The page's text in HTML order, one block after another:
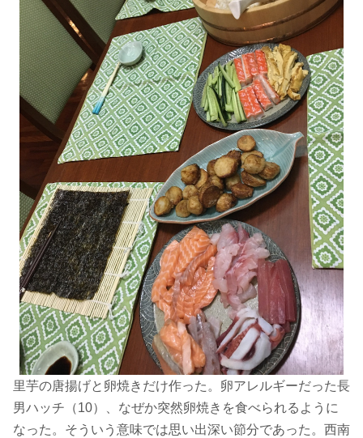
里芋の唐揚げと卵焼きだけ作った。卵アレルギーだった長
男ハッチ（10）、 なぜか突然卵焼きを食べられるように
なった。 そういう意味では思い出深い節分であった。 西南